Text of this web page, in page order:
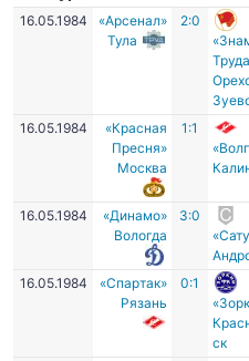
16.05.1984
«Арсенал»
Тула
2:0
16.05.1984
«Красная
Пресня»
Москва
1:1
16.05.1984
«Динамо»
Вологда
3:0
16.05.1984
«Спартак»
Рязань
0:1
ск